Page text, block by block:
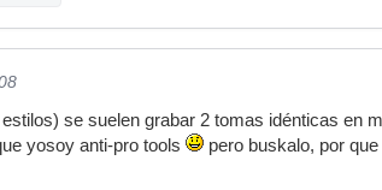
se suelen grabar 2 tomas idénticas en
yosoy anti-pro tools
pero buskalo, por